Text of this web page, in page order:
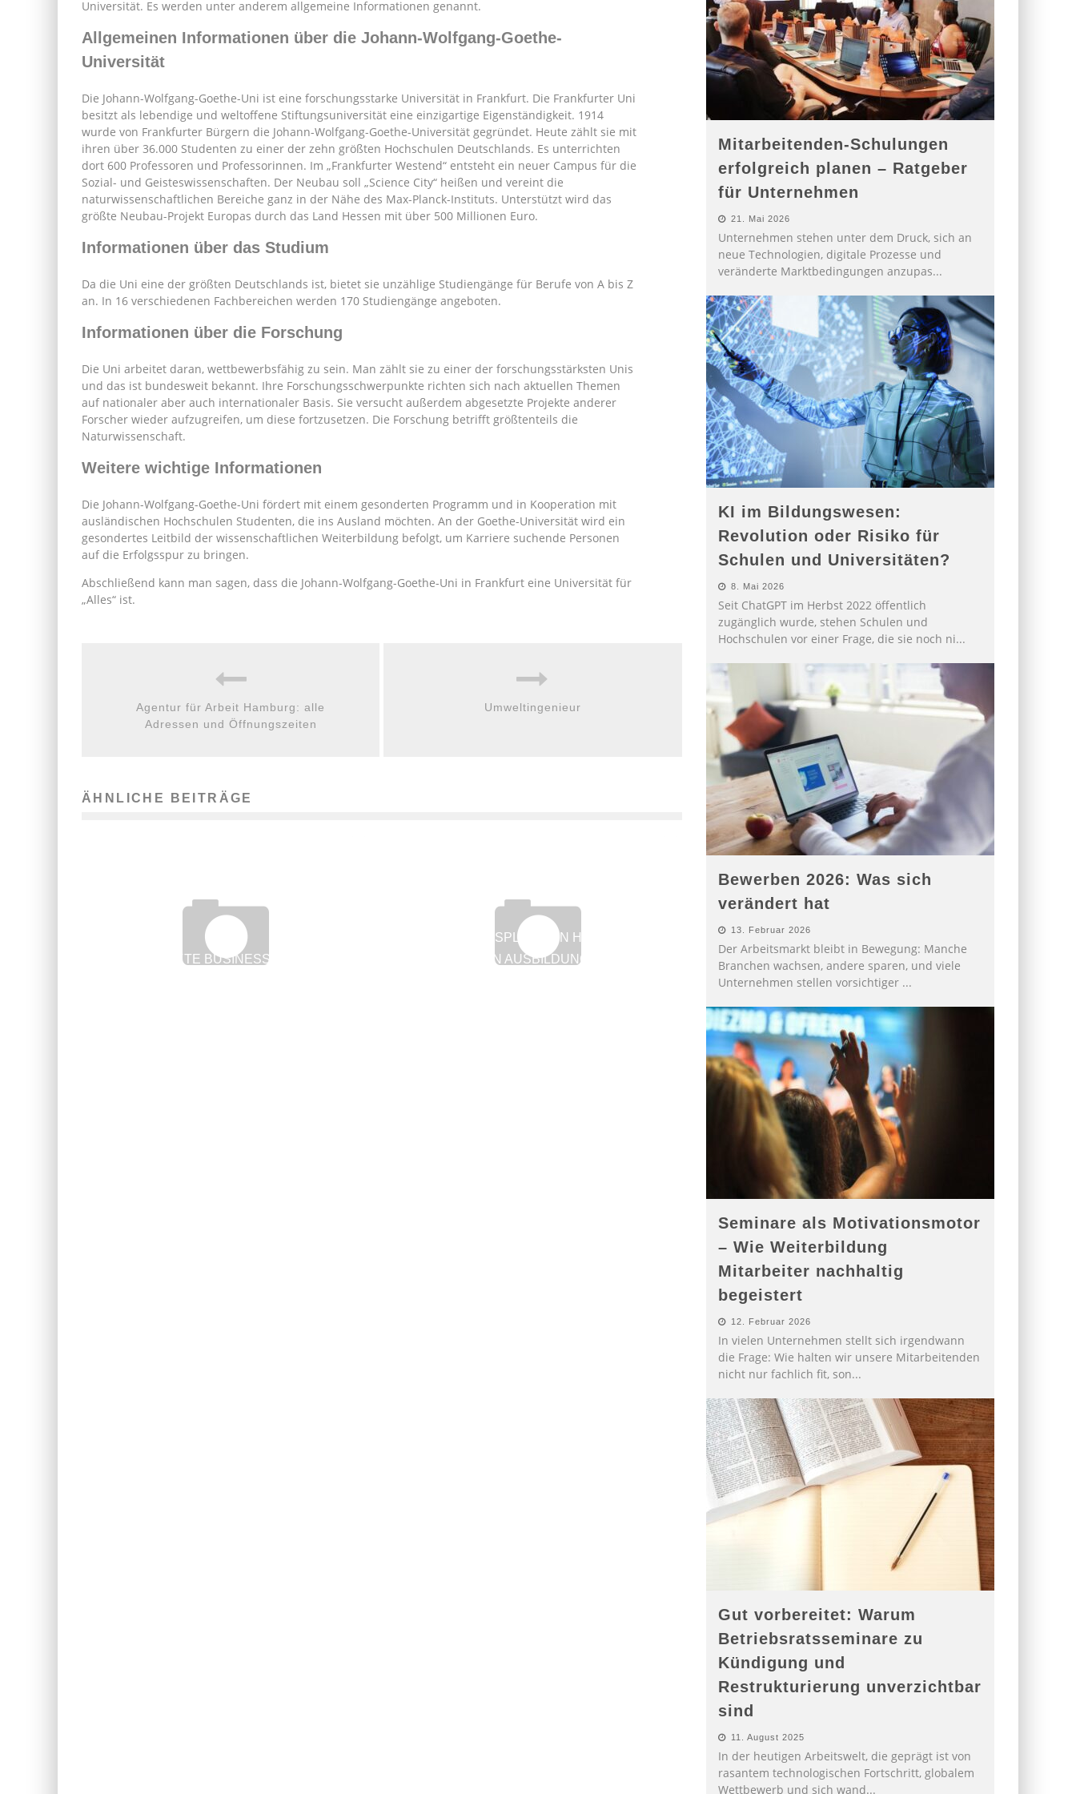
Universität. Es werden unter anderem allgemeine Informationen genannt.
Allgemeinen Informationen über die Johann-Wolfgang-Goethe-
Universität
Die Johann-Wolfgang-Goethe-Uni ist eine forschungsstarke Universität in Frankfurt. Die Frankfurter Uni
besitzt als lebendige und weltoffene Stiftungsuniversität eine einzigartige Eigenständigkeit. 1914
wurde von Frankfurter Bürgern die Johann-Wolfgang-Goethe-Universität gegründet. Heute zählt sie mit
ihren über 36.000 Studenten zu einer der zehn größten Hochschulen Deutschlands. Es unterrichten
dort 600 Professoren und Professorinnen. Im „Frankfurter Westend“ entsteht ein neuer Campus für die
Sozial- und Geisteswissenschaften. Der Neubau soll „Science City“ heißen und vereint die
naturwissenschaftlichen Bereiche ganz in der Nähe des Max-Planck-Instituts. Unterstützt wird das
größte Neubau-Projekt Europas durch das Land Hessen mit über 500 Millionen Euro.
Informationen über das Studium
Da die Uni eine der größten Deutschlands ist, bietet sie unzählige Studiengänge für Berufe von A bis Z
an. In 16 verschiedenen Fachbereichen werden 170 Studiengänge angeboten.
Informationen über die Forschung
Die Uni arbeitet daran, wettbewerbsfähig zu sein. Man zählt sie zu einer der forschungsstärksten Unis
und das ist bundesweit bekannt. Ihre Forschungsschwerpunkte richten sich nach aktuellen Themen
auf nationaler aber auch internationaler Basis. Sie versucht außerdem abgesetzte Projekte anderer
Forscher wieder aufzugreifen, um diese fortzusetzen. Die Forschung betrifft größtenteils die
Naturwissenschaft.
Weitere wichtige Informationen
Die Johann-Wolfgang-Goethe-Uni fördert mit einem gesonderten Programm und in Kooperation mit
ausländischen Hochschulen Studenten, die ins Ausland möchten. An der Goethe-Universität wird ein
gesondertes Leitbild der wissenschaftlichen Weiterbildung befolgt, um Karriere suchende Personen
auf die Erfolgsspur zu bringen.
Abschließend kann man sagen, dass die Johann-Wolfgang-Goethe-Uni in Frankfurt eine Universität für
„Alles“ ist.
Agentur für Arbeit Hamburg: alle
Adressen und Öffnungszeiten
Umweltingenieur
ÄHNLICHE BEITRÄGE
DAS PERFEKTE BUSINESS-OUTFIT FÜR
AUSBILDUNGSPLÄTZE IN HAMBURG: DIE
BELIEBTESTEN AUSBILDUNGSBERUFE AN
Mitarbeitenden-Schulungen
erfolgreich planen – Ratgeber
für Unternehmen
21. Mai 2026
Unternehmen stehen unter dem Druck, sich an
neue Technologien, digitale Prozesse und
veränderte Marktbedingungen anzupas...
KI im Bildungswesen:
Revolution oder Risiko für
Schulen und Universitäten?
8. Mai 2026
Seit ChatGPT im Herbst 2022 öffentlich
zugänglich wurde, stehen Schulen und
Hochschulen vor einer Frage, die sie noch ni...
Bewerben 2026: Was sich
verändert hat
13. Februar 2026
Der Arbeitsmarkt bleibt in Bewegung: Manche
Branchen wachsen, andere sparen, und viele
Unternehmen stellen vorsichtiger ...
Seminare als Motivationsmotor
– Wie Weiterbildung
Mitarbeiter nachhaltig
begeistert
12. Februar 2026
In vielen Unternehmen stellt sich irgendwann
die Frage: Wie halten wir unsere Mitarbeitenden
nicht nur fachlich fit, son...
Gut vorbereitet: Warum
Betriebsratsseminare zu
Kündigung und
Restrukturierung unverzichtbar
sind
11. August 2025
In der heutigen Arbeitswelt, die geprägt ist von
rasantem technologischen Fortschritt, globalem
Wettbewerb und sich wand...